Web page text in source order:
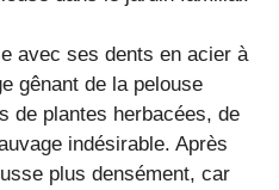
avec ses dents en acier à
gênant de la pelouse
de plantes herbacées, de
indésirable. Après
plus densément, car